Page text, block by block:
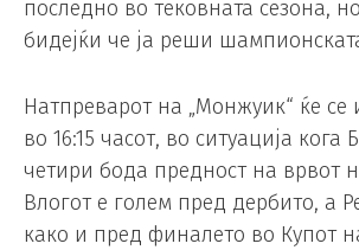
последно во тековната сезона,
бидејќи че ја реши
Натпреварот на „Монжуик“ ќе се
во 16:15 часот, во ситуација кога
четири бода предност на врвот
Влогот е голем пред дербито, а
како и пред финалето во Купот